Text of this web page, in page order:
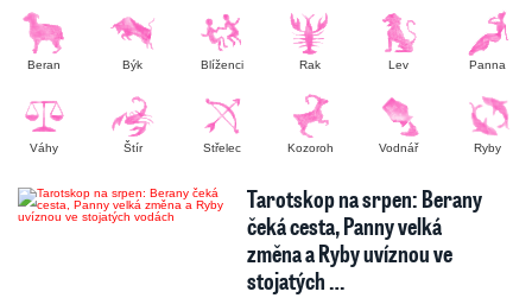
Beran Býk Blíženci Rak Lev Panna
Váhy Štír Střelec Kozoroh Vodnář Ryby
Tarotskop na srpen: Berany
čeká cesta, Panny velká
změna a Ryby uvíznou ve
stojatých …